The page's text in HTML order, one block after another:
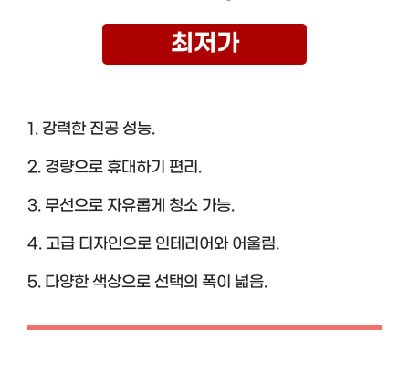
최저가
1. 강력한 진공 성능.
2. 경량으로 휴대하기 편리.
3. 무선으로 자유롭게 청소 가능.
4. 고급 디자인으로 인테리어와 어울림.
5. 다양한 색상으로 선택의 폭이 넓음.